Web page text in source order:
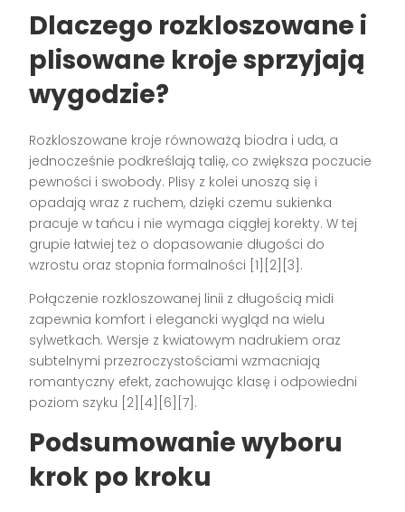
Dlaczego rozkloszowane i
plisowane kroje sprzyjają
wygodzie?
Rozkloszowane kroje równoważą biodra i uda, a
jednocześnie podkreślają talię, co zwiększa poczucie
pewności i swobody. Plisy z kolei unoszą się i
opadają wraz z ruchem, dzięki czemu sukienka
pracuje w tańcu i nie wymaga ciągłej korekty. W tej
grupie łatwiej też o dopasowanie długości do
wzrostu oraz stopnia formalności [1][2][3].
Połączenie rozkloszowanej linii z długością midi
zapewnia komfort i elegancki wygląd na wielu
sylwetkach. Wersje z kwiatowym nadrukiem oraz
subtelnymi przezroczystościami wzmacniają
romantyczny efekt, zachowując klasę i odpowiedni
poziom szyku [2][4][6][7].
Podsumowanie wyboru
krok po kroku